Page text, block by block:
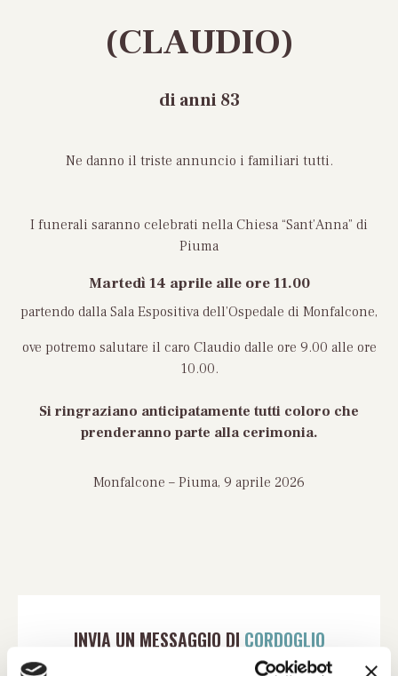
(CLAUDIO)
di anni 83
Ne danno il triste annuncio i familiari tutti.
I funerali saranno celebrati nella Chiesa “Sant’Anna” di
Piuma
Martedì 14 aprile alle ore 11.00
partendo dalla Sala Espositiva dell’Ospedale di Monfalcone,
ove potremo salutare il caro Claudio dalle ore 9.00 alle ore
10.00.
Si ringraziano anticipatamente tutti coloro che
prenderanno parte alla cerimonia.
Monfalcone – Piuma, 9 aprile 2026
INVIA UN MESSAGGIO DI CORDOGLIO